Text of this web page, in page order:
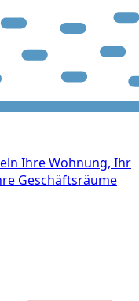
Ihre Wohnung, Ihr
Geschäftsräume